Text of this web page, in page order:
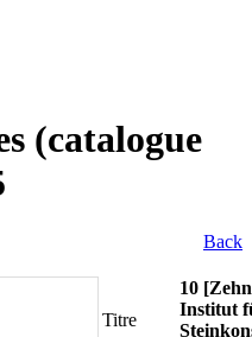
(catalogue
Back
Titre
10
Institut